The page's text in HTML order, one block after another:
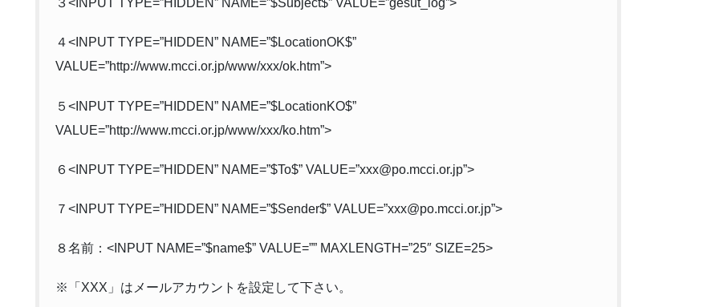
３<INPUT TYPE=”HIDDEN” NAME=”$Subject$” VALUE=”gesut_log”>
４<INPUT TYPE=”HIDDEN” NAME=”$LocationOK$”
VALUE=”http://www.mcci.or.jp/www/xxx/ok.htm”>
５<INPUT TYPE=”HIDDEN” NAME=”$LocationKO$”
VALUE=”http://www.mcci.or.jp/www/xxx/ko.htm”>
６<INPUT TYPE=”HIDDEN” NAME=”$To$” VALUE=”xxx@po.mcci.or.jp”>
７<INPUT TYPE=”HIDDEN” NAME=”$Sender$” VALUE=”xxx@po.mcci.or.jp”>
８名前：<INPUT NAME=”$name$” VALUE=”” MAXLENGTH=”25″ SIZE=25>
※「XXX」はメールアカウントを設定して下さい。